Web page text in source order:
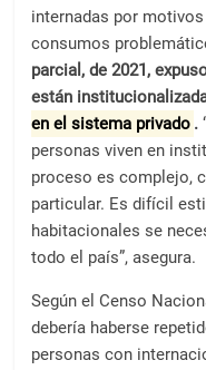
internadas por
consumos
parcial, de 2021,
están
en el sistema privado .
personas viven en
proceso es complejo,
particular. Es difícil
habitacionales se
todo el país”, asegura.
Según el Censo
debería haberse
personas con